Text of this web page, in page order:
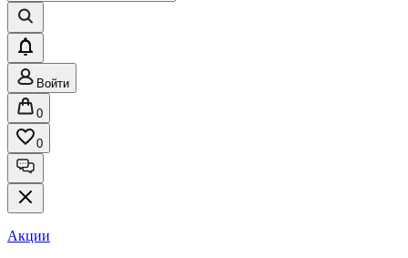
Войти
0
0
Акции